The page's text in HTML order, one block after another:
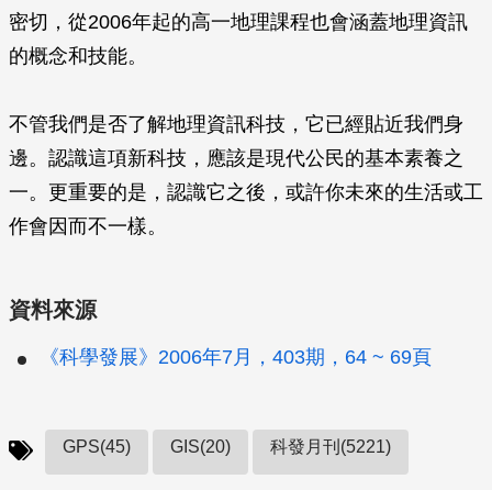
密切，從2006年起的高一地理課程也會涵蓋地理資訊
的概念和技能。
不管我們是否了解地理資訊科技，它已經貼近我們身
邊。認識這項新科技，應該是現代公民的基本素養之
一。更重要的是，認識它之後，或許你未來的生活或工
作會因而不一樣。
資料來源
《科學發展》2006年7月，403期，64 ~ 69頁
GPS(45) GIS(20) 科發月刊(5221)